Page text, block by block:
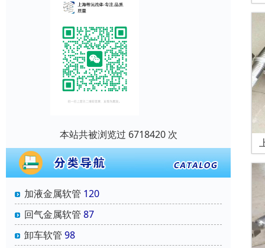
本站共被浏览过 6718420 次
加液金属软管 120
回气金属软管 87
卸车软管 98